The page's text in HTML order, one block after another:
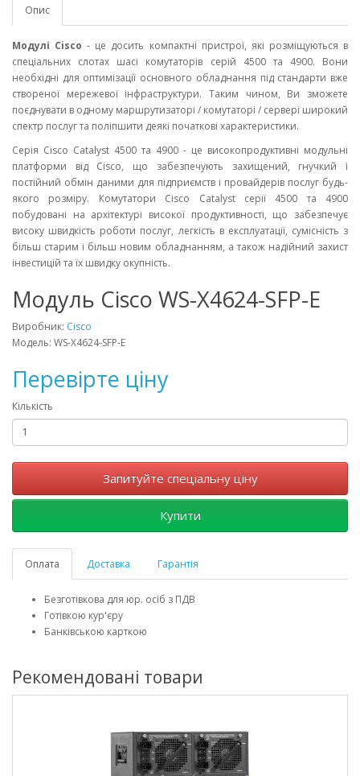
Опис
Модулі Cisco - це досить компактні пристрої, які розміщуються в
спеціальних слотах шасі комутаторів серій 4500 та 4900. Вони
необхідні для оптимізації основного обладнання під стандарти вже
створеної мережевої інфраструктури. Таким чином, Ви зможете
поєднувати в одному маршрутизаторі / комутаторі / сервері широкий
спектр послуг та поліпшити деякі початкові характеристики.
Серія Cisco Catalyst 4500 та 4900 - це високопродуктивні модульні
платформи від Cisco, що забезпечують захищений, гнучкий і
постійний обмін даними для підприємств і провайдерів послуг будь-
якого розміру. Комутатори Cisco Catalyst серії 4500 та 4900
побудовані на архітектурі високої продуктивності, що забезпечує
високу швидкість роботи послуг, легкість в експлуатації, сумісність з
більш старим і більш новим обладнанням, а також надійний захист
інвестицій та їх швидку окупність.
Модуль Cisco WS-X4624-SFP-E
Виробник: Cisco
Модель: WS-X4624-SFP-E
Перевірте ціну
Кількість
Запитуйте спеціальну ціну
Купити
Оплата Доставка Гарантія
Безготівкова для юр. осіб з ПДВ
Готівкою кур'єру
Банківською карткою
Рекомендовані товари